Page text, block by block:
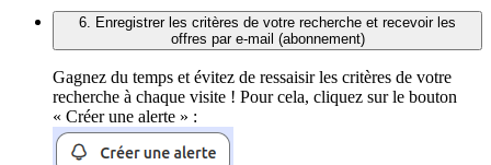
6. Enregistrer les critères de votre recherche et recevoir les
offres par e-mail (abonnement)
Gagnez du temps et évitez de ressaisir les critères de votre
recherche à chaque visite ! Pour cela, cliquez sur le bouton
« Créer une alerte » :